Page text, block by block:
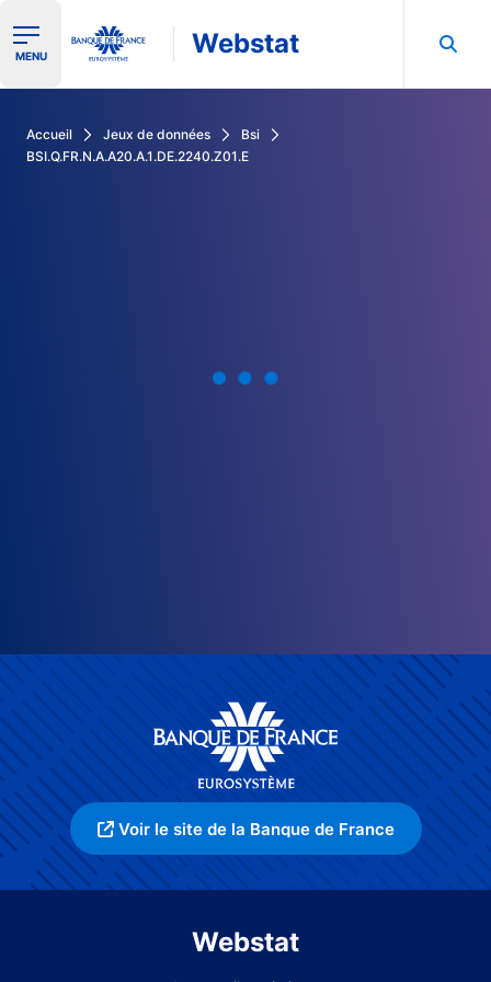
Ouvrir le menu de navigation
MENU Webstat
Accueil Jeux de données
Bsi
BSI.Q.FR.N.A.A20.A.1.DE.2240.Z01.E
Voir le site de la Banque de France
Webstat